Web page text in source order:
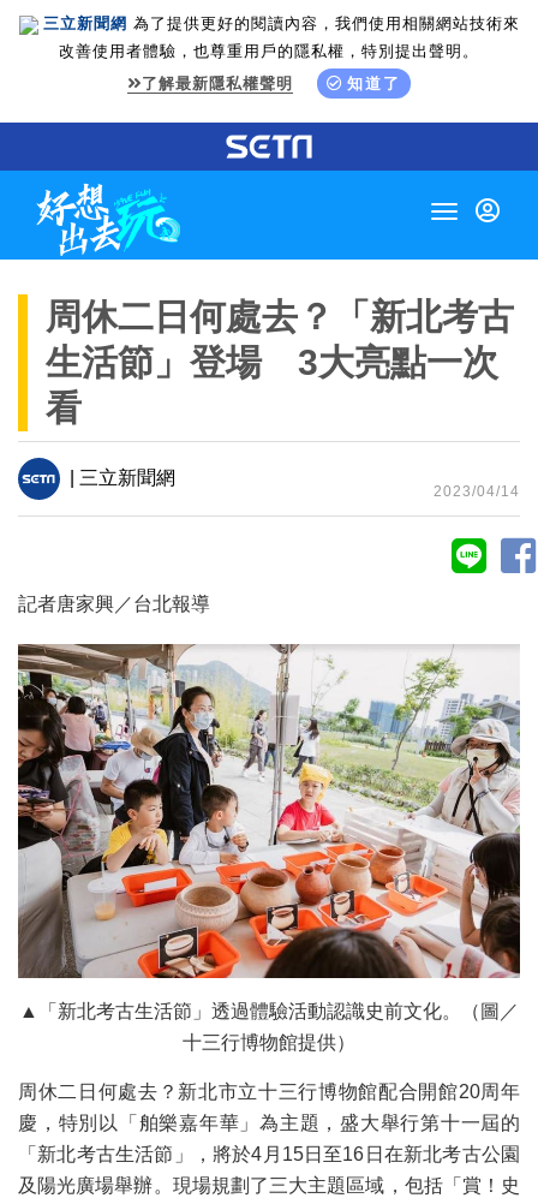
三立新聞網 為了提供更好的閱讀內容，我們使用相關網站技術來
改善使用者體驗，也尊重用戶的隱私權，特別提出聲明。
了解最新隱私權聲明
知道了
Toggle
周休二日何處去？「新北考古
生活節」登場 3大亮點一次
看
| 三立新聞網
2023/04/14
記者唐家興／台北報導
▲「新北考古生活節」透過體驗活動認識史前文化。（圖／
十三行博物館提供）
周休二日何處去？新北市立十三行博物館配合開館20周年
慶，特別以「舶樂嘉年華」為主題，盛大舉行第十一屆的
「新北考古生活節」，將於4月15日至16日在新北考古公園
及陽光廣場舉辦。現場規劃了三大主題區域，包括「賞！史